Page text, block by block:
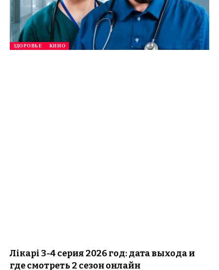
ЗДОРОВЬЕ КИНО
Лікарі 3-4 серия 2026 год: дата выхода и
где смотреть 2 сезон онлайн